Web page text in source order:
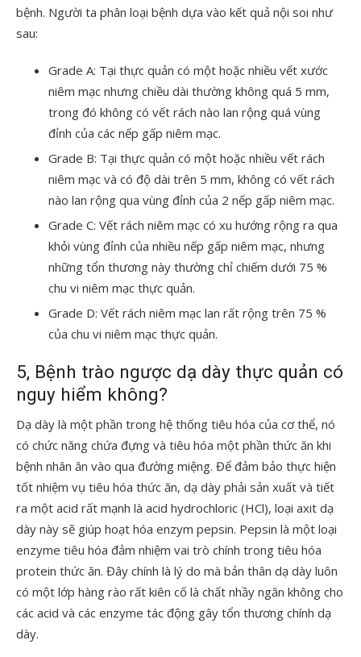
bệnh. Người ta phân loại bệnh dựa vào kết quả nội soi như
sau:
Grade A: Tại thực quản có một hoặc nhiều vết xước
niêm mạc nhưng chiều dài thường không quá 5 mm,
trong đó không có vết rách nào lan rộng quá vùng
đỉnh của các nếp gấp niêm mạc.
Grade B: Tại thực quản có một hoặc nhiều vết rách
niêm mạc và có độ dài trên 5 mm, không có vết rách
nào lan rộng qua vùng đỉnh của 2 nếp gấp niêm mạc.
Grade C: Vết rách niêm mạc có xu hướng rộng ra qua
khỏi vùng đỉnh của nhiều nếp gấp niêm mạc, nhưng
những tổn thương này thường chỉ chiếm dưới 75 %
chu vi niêm mạc thực quản.
Grade D: Vết rách niêm mạc lan rất rộng trên 75 %
của chu vi niêm mạc thực quản.
5, Bệnh trào ngược dạ dày thực quản có
nguy hiểm không?
Dạ dày là một phần trong hệ thống tiêu hóa của cơ thể, nó
có chức năng chứa đựng và tiêu hóa một phần thức ăn khi
bệnh nhân ăn vào qua đường miệng. Để đảm bảo thực hiện
tốt nhiệm vụ tiêu hóa thức ăn, dạ dày phải sản xuất và tiết
ra một acid rất mạnh là acid hydrochloric (HCl), loại axit dạ
dày này sẽ giúp hoạt hóa enzym pepsin. Pepsin là một loại
enzyme tiêu hóa đảm nhiệm vai trò chính trong tiêu hóa
protein thức ăn. Đây chính là lý do mà bản thân dạ dày luôn
có một lớp hàng rào rất kiên cố là chất nhầy ngăn không cho
các acid và các enzyme tác động gây tổn thương chính dạ
dày.